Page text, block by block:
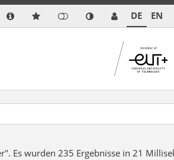
DE EN
Es wurden 235 Ergebnisse in 21